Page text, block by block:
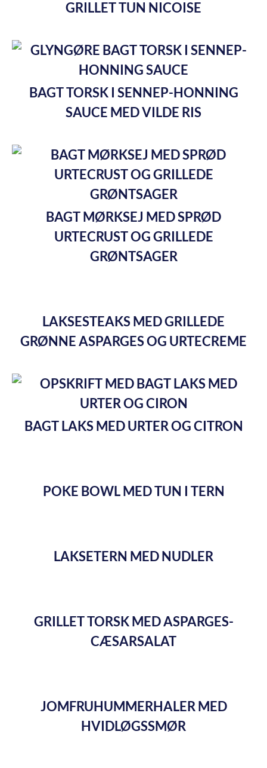
GRILLET TUN NICOISE
BAGT TORSK I SENNEP-HONNING
SAUCE MED VILDE RIS
BAGT MØRKSEJ MED SPRØD
URTECRUST OG GRILLEDE
GRØNTSAGER
LAKSESTEAKS MED GRILLEDE
GRØNNE ASPARGES OG URTECREME
BAGT LAKS MED URTER OG CITRON
POKE BOWL MED TUN I TERN
LAKSETERN MED NUDLER
GRILLET TORSK MED ASPARGES-
CÆSARSALAT
JOMFRUHUMMERHALER MED
HVIDLØGSSMØR